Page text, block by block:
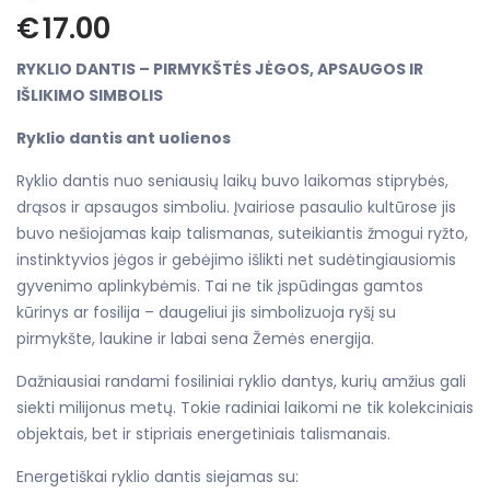
€17.00
RYKLIO DANTIS – PIRMYKŠTĖS JĖGOS, APSAUGOS IR
IŠLIKIMO SIMBOLIS
Ryklio dantis ant uolienos
Ryklio dantis nuo seniausių laikų buvo laikomas stiprybės,
drąsos ir apsaugos simboliu. Įvairiose pasaulio kultūrose jis
buvo nešiojamas kaip talismanas, suteikiantis žmogui ryžto,
instinktyvios jėgos ir gebėjimo išlikti net sudėtingiausiomis
gyvenimo aplinkybėmis. Tai ne tik įspūdingas gamtos
kūrinys ar fosilija – daugeliui jis simbolizuoja ryšį su
pirmykšte, laukine ir labai sena Žemės energija.
Dažniausiai randami fosiliniai ryklio dantys, kurių amžius gali
siekti milijonus metų. Tokie radiniai laikomi ne tik kolekciniais
objektais, bet ir stipriais energetiniais talismanais.
Energetiškai ryklio dantis siejamas su: